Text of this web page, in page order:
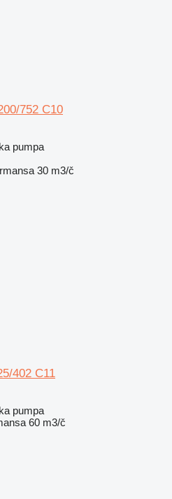
752 C10
pumpa
30 m3/č
402 C11
pumpa
60 m3/č